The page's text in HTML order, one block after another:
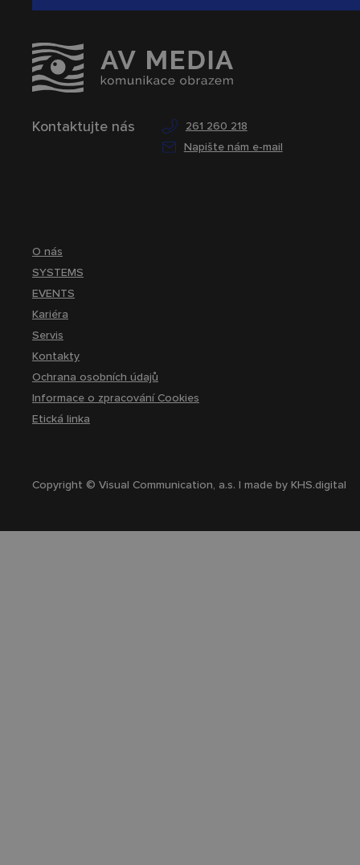
Kontaktujte nás
261 260 218
Napište nám e-mail
O nás
SYSTEMS
EVENTS
Kariéra
Servis
Kontakty
Ochrana osobních údajů
Informace o zpracování Cookies
Etická linka
Copyright © Visual Communication, a.s. | made byKHS.digital